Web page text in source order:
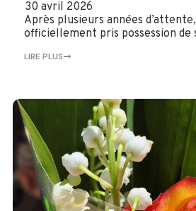
30 avril 2026
Après plusieurs années
officiellement pris possession de
LIRE PLUS